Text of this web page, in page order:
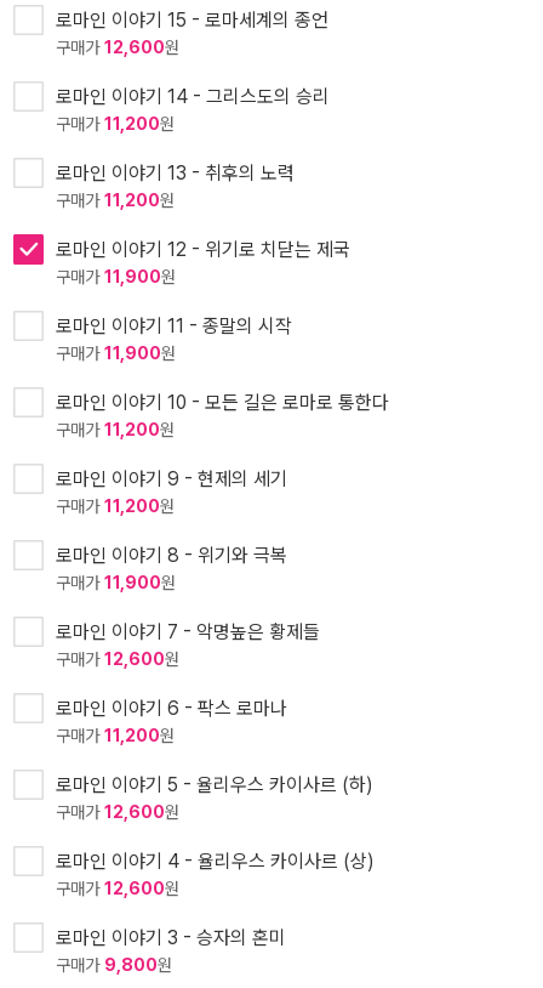
로마인 이야기 15 - 로마세계의 종언
구매가12,600원
로마인 이야기 14 - 그리스도의 승리
구매가11,200원
로마인 이야기 13 - 취후의 노력
구매가11,200원
로마인 이야기 12 - 위기로 치닫는 제국
구매가11,900원
로마인 이야기 11 - 종말의 시작
구매가11,900원
로마인 이야기 10 - 모든 길은 로마로 통한다
구매가11,200원
로마인 이야기 9 - 현제의 세기
구매가11,200원
로마인 이야기 8 - 위기와 극복
구매가11,900원
로마인 이야기 7 - 악명높은 황제들
구매가12,600원
로마인 이야기 6 - 팍스 로마나
구매가11,200원
로마인 이야기 5 - 율리우스 카이사르 (하)
구매가12,600원
로마인 이야기 4 - 율리우스 카이사르 (상)
구매가12,600원
로마인 이야기 3 - 승자의 혼미
구매가 9,800원